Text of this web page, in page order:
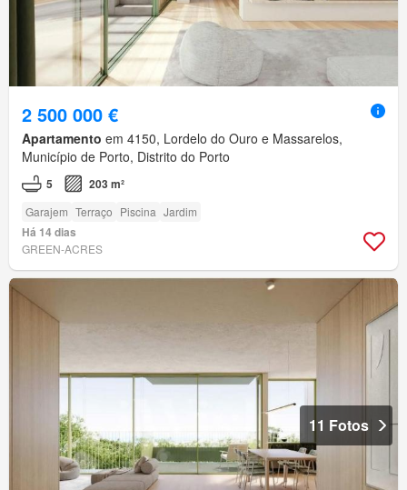
2 500 000 €
Apartamento em 4150, Lordelo do Ouro e Massarelos,
Município de Porto, Distrito do Porto
5 203 m²
Garajem Terraço Piscina Jardim
Há 14 dias
GREEN-ACRES
11 Fotos